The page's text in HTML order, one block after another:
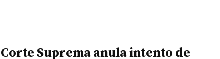
Corte Suprema anula intento de